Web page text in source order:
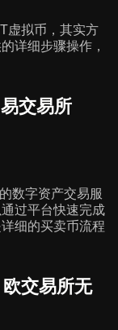
虚拟币，其实方
详细步骤操作，
交易所
数字资产交易服
过平台快速完成
细的买卖币流程
交易所无